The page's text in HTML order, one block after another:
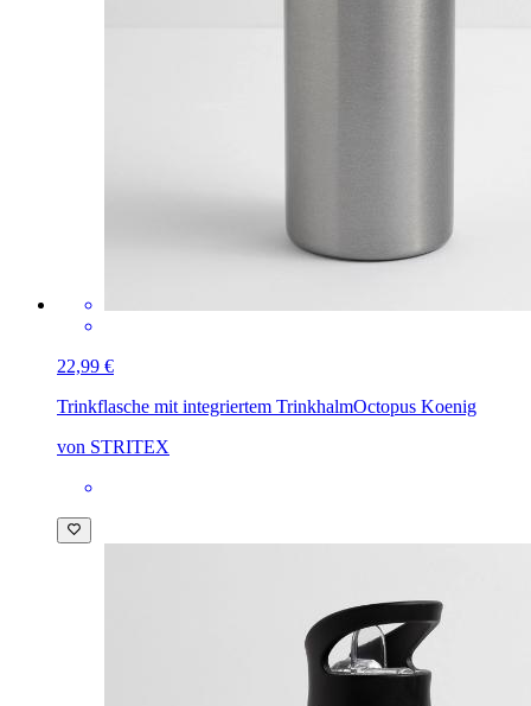
22,99 €
Trinkflasche mit integriertem TrinkhalmOctopus Koenig
von STRITEX